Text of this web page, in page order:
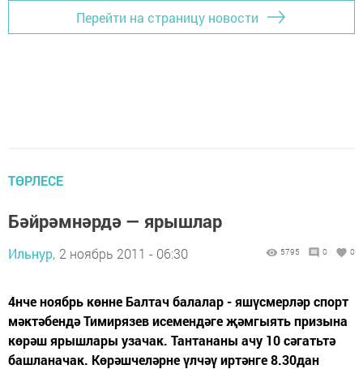
Перейти на страницу новости
ТӨРЛЕСЕ
Бәйрәмнәрдә — ярышлар
Ильнур, 2 ноябрь 2011 - 06:30 5795 0 0
4нче ноябрь көнне Балтач балалар - яшүсмерләр спорт
мәктәбендә Тимирязев исемендәге җәмгыять призына
көрәш ярышлары узачак. Тантананы ачу 10 сәгатьтә
башланачак. Көрәшче­ләрне үлчәү иртәнге 8.30дан